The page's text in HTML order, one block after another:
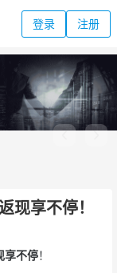
登录 注册
现享不停！
享不停！